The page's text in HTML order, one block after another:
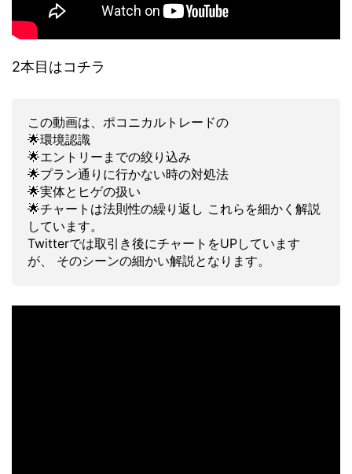
2本目はコチラ
この動画は、ポコニカルトレードの
🌟環境認識
🌟エントリーまでの絞り込み
🌟プラン通りに行かない時の対処法
🌟実体とヒゲの扱い
🌟チャートは法則性の繰り返し これらを細かく解説
しています。
Twitterでは取引き後にチャートをUPしています
が、 そのシーンの細かい解説となります。